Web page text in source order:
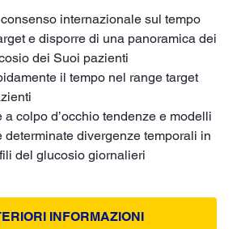
internazionale sul tempo
e disporre di una panoramica dei
dei Suoi pazienti
il tempo nel range target
a colpo d’occhio tendenze e modelli
determinate divergenze temporali in
del glucosio giornalieri
INFORMAZIONI